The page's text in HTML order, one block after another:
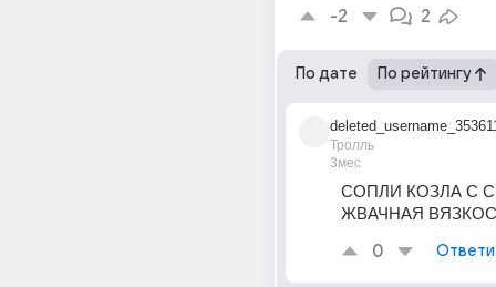
-2 2
По дате По рейтингу
Тролль
3мес
СОПЛИ КОЗЛА С
ЖВАЧНАЯ
0